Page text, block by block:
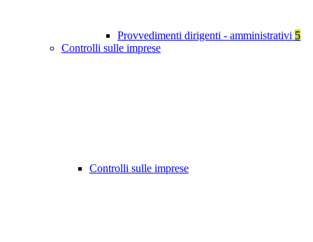
Provvedimenti dirigenti - amministrativi 5
Controlli sulle imprese
Controlli sulle imprese